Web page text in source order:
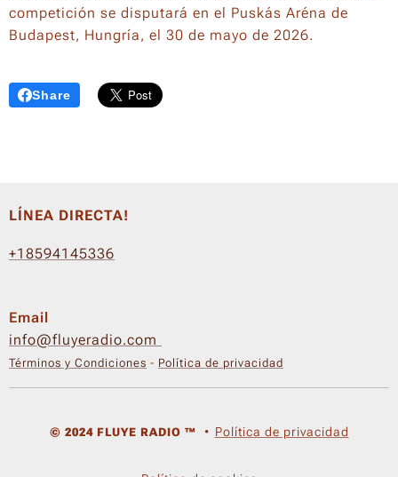
competición se disputará en el Puskás Aréna de
Budapest, Hungría, el 30 de mayo de 2026.
Share
LÍNEA DIRECTA!
+18594145336
Email
info@fluyeradio.com
Términos y Condiciones - Política de privacidad
© 2024 FLUYE RADIO ™ Política de privacidad